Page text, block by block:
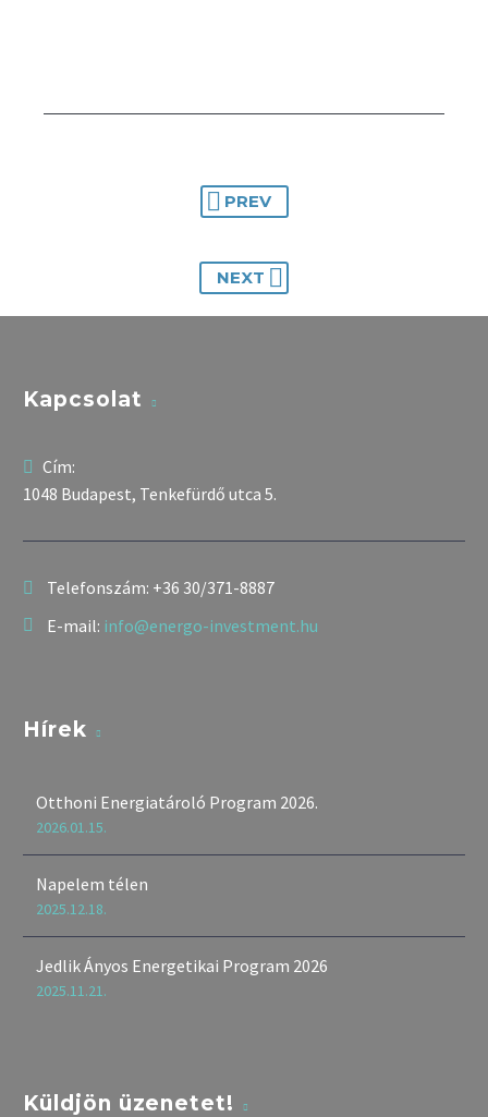
PREV
NEXT
Kapcsolat
Cím:
1048 Budapest, Tenkefürdő utca 5.
Telefonszám: +36 30/371-8887
E-mail: info@energo-investment.hu
Hírek
Otthoni Energiatároló Program 2026.
2026.01.15.
Napelem télen
2025.12.18.
Jedlik Ányos Energetikai Program 2026
2025.11.21.
Küldjön üzenetet!